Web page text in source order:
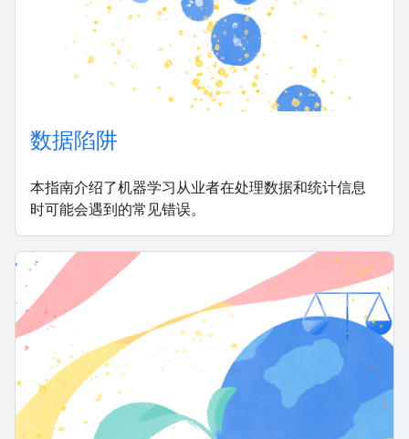
数据陷阱
本指南介绍了机器学习从业者在处理数据和统计信息
时可能会遇到的常见错误。